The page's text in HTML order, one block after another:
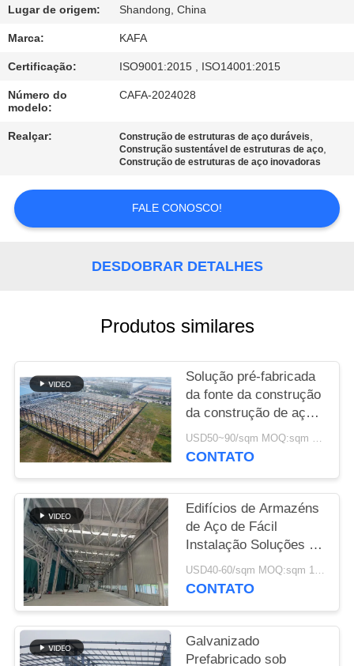
VISITA
À
FÁBRICA
CONTROLE
DE
QUALIDADE
CONTACTE-
MAPA
DO
SITE
POLÍTICA
DE
PRIVACIDADE
Lugar de origem: Shandong, China
Marca: KAFA
Certificação: ISO9001:2015 , ISO14001:2015
Número do
modelo:
CAFA-2024028
Realçar: Construção de estruturas de aço duráveis,
Construção sustentável de estruturas de aço,
Construção de estruturas de aço inovadoras
FALE CONOSCO!
DESDOBRAR DETALHES
Produtos similares
Solução pré-fabricada
da fonte da construção
da construção de aço
para a indústria
USD50~90/sqm MOQ:sqm 1000
CONTATO
Edifícios de Armazéns
de Aço de Fácil
Instalação Soluções de
Armazenamento
Amigas do Ambiente
USD40-60/sqm MOQ:sqm 1000
CONTATO
Galvanizado
Prefabricado sob